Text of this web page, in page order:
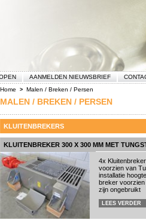
AANMELDEN NIEUWSBRIEF
Home > Malen / Breken / Persen
MALEN / BREKEN / PERSEN
KLUITENBREKERS
KLUITENBREKER 300 X 300 MM MET
4x
voorzien van
installatie
breker voorzien
zijn ongebruikt
LEES VERDER